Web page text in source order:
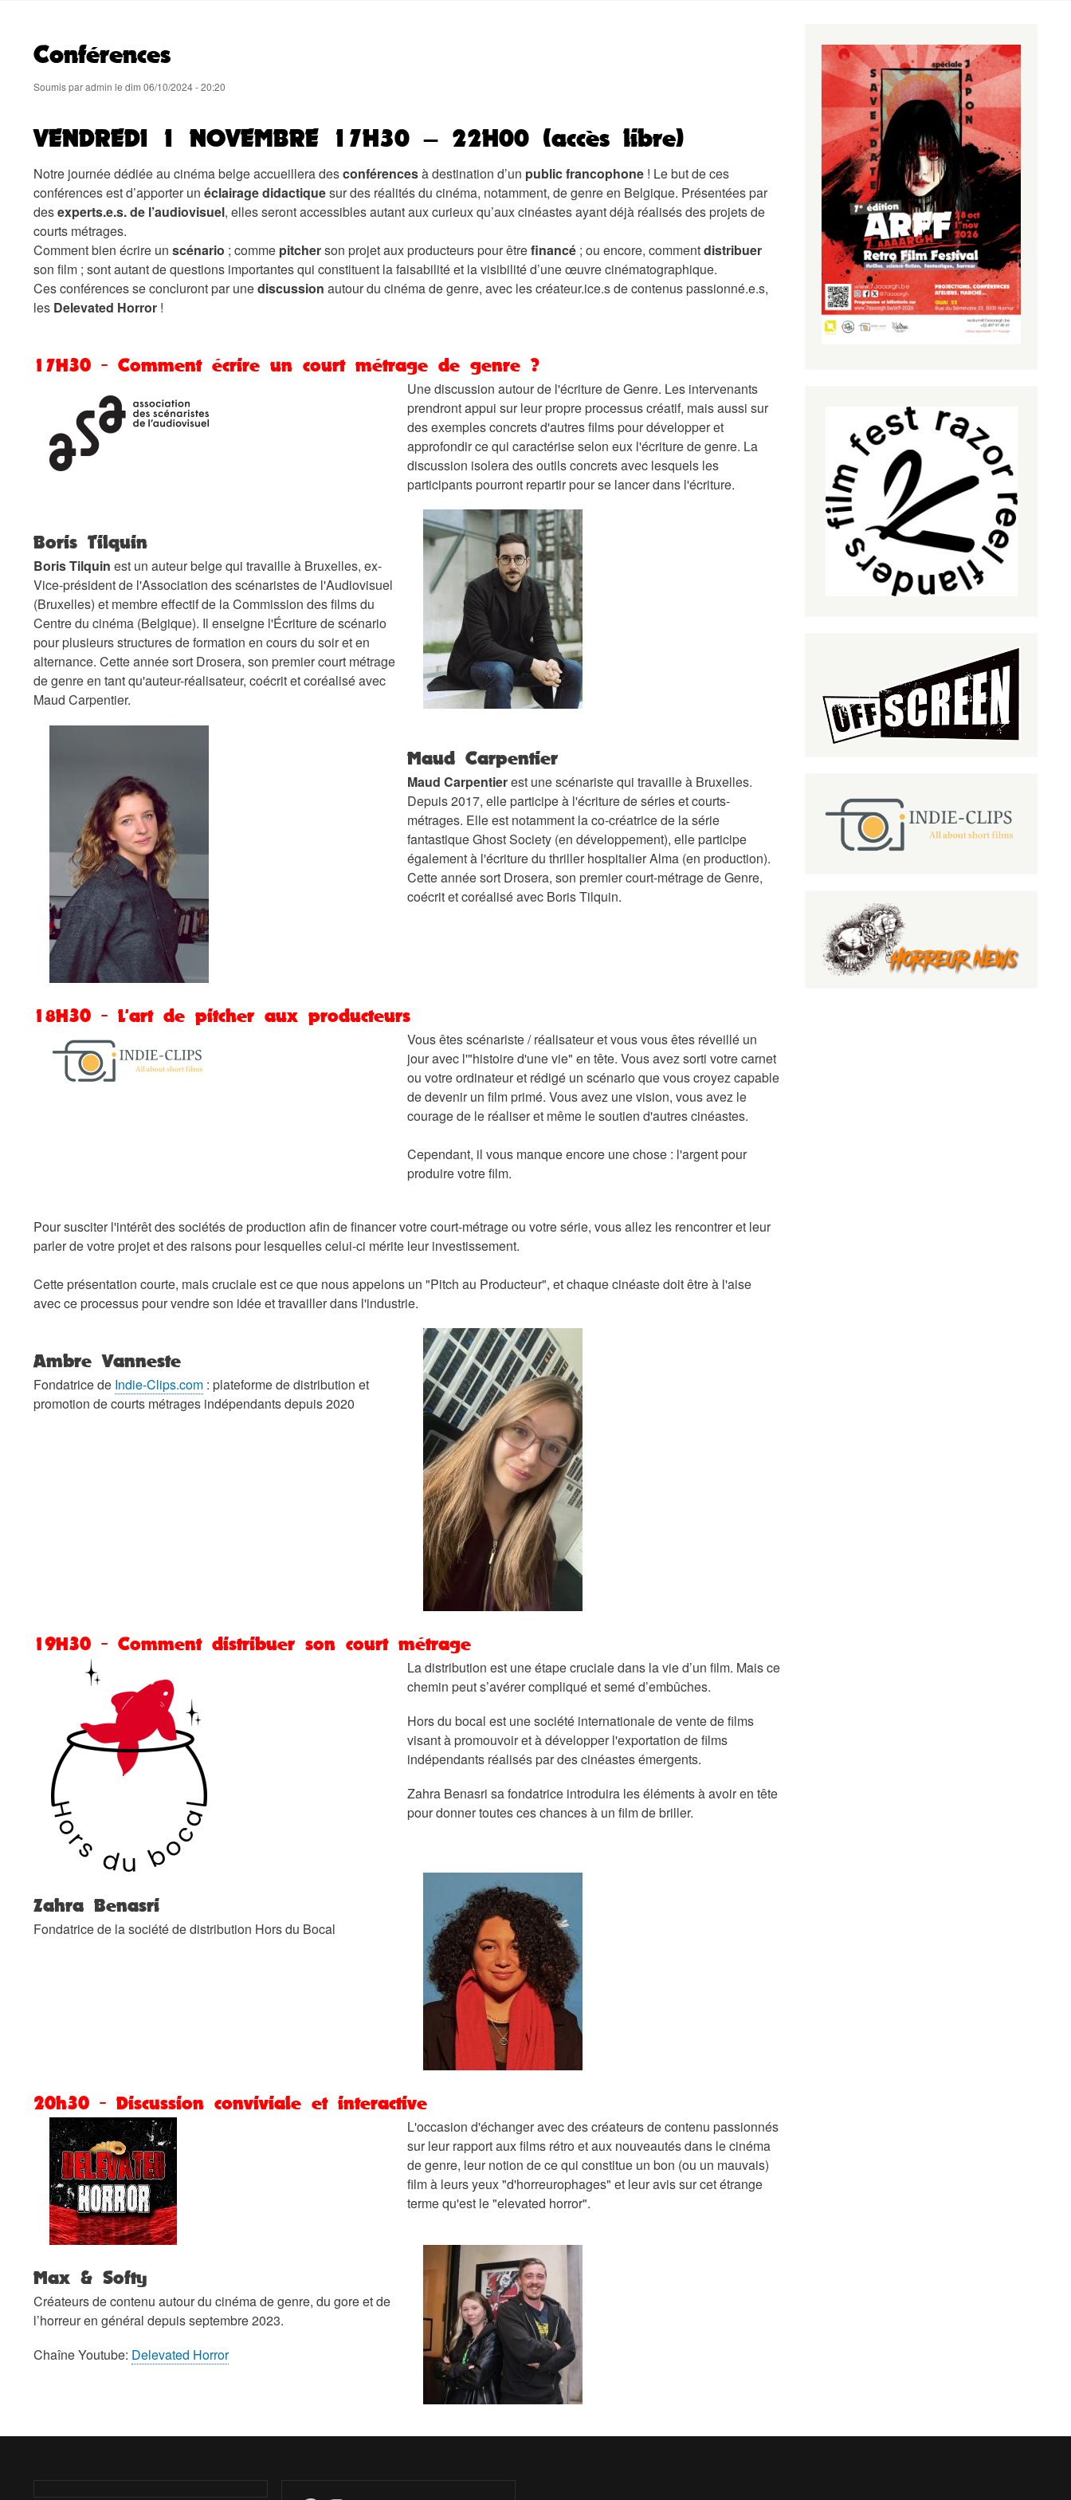
Conférences
Soumis paradmin le dim 06/10/2024 - 20:20
VENDREDI 1 NOVEMBRE 17H30 – 22H00 (accès libre)
Notre journée dédiée au cinéma belge accueillera desconférencesà destination d’un public francophone ! Le but de ces
conférences est d’apporter un éclairage didactiquesur des réalités du cinéma, notamment, de genre en Belgique. Présentées par
desexperts.e.s. de l’audiovisuel, elles seront accessibles autant aux curieux qu’aux cinéastes ayant déjà réalisés des projets de
courts métrages.
Comment bien écrire un scénario ; comme pitcherson projet aux producteurs pour êtrefinancé ; ou encore, commentdistribuer
son film ; sont autant de questions importantes qui constituent la faisabilité et la visibilité d’une œuvre cinématographique.
Ces conférences se concluront par unediscussion autour du cinéma de genre, avec les créateur.ice.s de contenus passionné.e.s,
les Delevated Horror !
17H30 - Comment écrire un court métrage de genre ?
Une discussion autour de l'écriture de Genre. Les intervenants
prendront appui sur leur propre processus créatif, mais aussi sur
des exemples concrets d'autres films pour développer et
approfondir ce qui caractérise selon eux l'écriture de genre. La
discussion isolera des outils concrets avec lesquels les
participants pourront repartir pour se lancer dans l'écriture.
Boris Tilquin
Boris Tilquin est un auteur belge qui travaille à Bruxelles, ex-
Vice-président de l'Association des scénaristes de l'Audiovisuel
(Bruxelles) et membre effectif de la Commission des films du
Centre du cinéma (Belgique). Il enseigne l'Écriture de scénario
pour plusieurs structures de formation en cours du soir et en
alternance. Cette année sort Drosera, son premier court métrage
de genre en tant qu'auteur-réalisateur, coécrit et coréalisé avec
Maud Carpentier.
Maud Carpentier
Maud Carpentierest une scénariste qui travaille à Bruxelles.
Depuis 2017, elle participe à l'écriture de séries et courts-
métrages. Elle est notamment la co-créatrice de la série
fantastique Ghost Society (en développement), elle participe
également à l'écriture du thriller hospitalier Alma (en production).
Cette année sort Drosera, son premier court-métrage de Genre,
coécrit et coréalisé avec Boris Tilquin.
18H30 - L'art de pitcher aux producteurs
Vous êtes scénariste / réalisateur et vous vous êtes réveillé un
jour avec l'"histoire d'une vie" en tête. Vous avez sorti votre carnet
ou votre ordinateur et rédigé un scénario que vous croyez capable
de devenir un film primé. Vous avez une vision, vous avez le
courage de le réaliser et même le soutien d'autres cinéastes.
Cependant, il vous manque encore une chose : l'argent pour
produire votre film.
Pour susciter l'intérêt des sociétés de production afin de financer votre court-métrage ou votre série, vous allez les rencontrer et leur
parler de votre projet et des raisons pour lesquelles celui-ci mérite leur investissement.
Cette présentation courte, mais cruciale est ce que nous appelons un "Pitch au Producteur", et chaque cinéaste doit être à l'aise
avec ce processus pour vendre son idée et travailler dans l'industrie.
Ambre Vanneste
Fondatrice de Indie-Clips.com : plateforme de distribution et
promotion de courts métrages indépendants depuis 2020
19H30 - Comment distribuer son court métrage
La distribution est une étape cruciale dans la vie d’un film. Mais ce
chemin peut s’avérer compliqué et semé d’embûches.
Hors du bocal est une société internationale de vente de films
visant à promouvoir et à développer l'exportation de films
indépendants réalisés par des cinéastes émergents.
Zahra Benasri sa fondatrice introduira les éléments à avoir en tête
pour donner toutes ces chances à un film de briller.
Zahra Benasri
Fondatrice de la société de distribution Hors du Bocal
20h30 - Discussion conviviale et interactive
L'occasion d'échanger avec des créateurs de contenu passionnés
sur leur rapport aux films rétro et aux nouveautés dans le cinéma
de genre, leur notion de ce qui constitue un bon (ou un mauvais)
film à leurs yeux "d'horreurophages" et leur avis sur cet étrange
terme qu'est le "elevated horror".
Max & Softy
Créateurs de contenu autour du cinéma de genre, du gore et de
l’horreur en général depuis septembre 2023.
Chaîne Youtube: Delevated Horror